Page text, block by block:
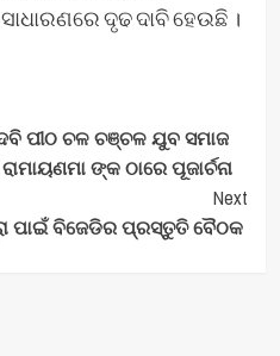
ଦୃଢ ଦାବି ହେଉଛି ।
ପୀଠ ଚଳ ଚଞ୍ଚଳ ଯୁବ ସମାଜ
ଙ୍କ ଠାରେ ପୂଜାର୍ଚନା
Next
ପାଇଁ ବିଜେଡିର ପ୍ରସ୍ତୁତି ବୈଠକ